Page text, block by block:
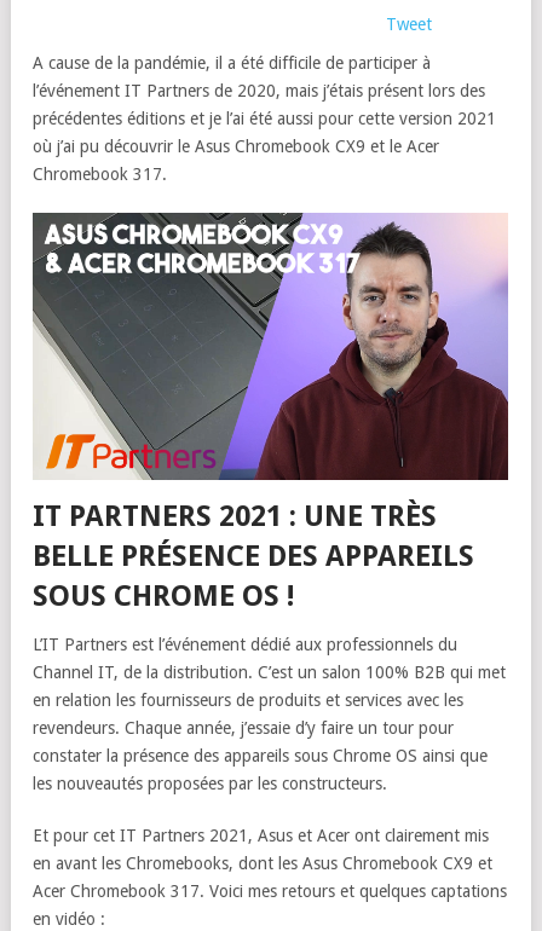
Tweet
A cause de la pandémie, il a été difficile de participer à
l’événement IT Partners de 2020, mais j’étais présent lors des
précédentes éditions et je l’ai été aussi pour cette version 2021
où j’ai pu découvrir le Asus Chromebook CX9 et le Acer
Chromebook 317.
IT PARTNERS 2021 : UNE TRÈS
BELLE PRÉSENCE DES APPAREILS
SOUS CHROME OS !
L’IT Partners est l’événement dédié aux professionnels du
Channel IT, de la distribution. C’est un salon 100% B2B qui met
en relation les fournisseurs de produits et services avec les
revendeurs. Chaque année, j’essaie d’y faire un tour pour
constater la présence des appareils sous Chrome OS ainsi que
les nouveautés proposées par les constructeurs.
Et pour cet IT Partners 2021, Asus et Acer ont clairement mis
en avant les Chromebooks, dont les Asus Chromebook CX9 et
Acer Chromebook 317. Voici mes retours et quelques captations
en vidéo :